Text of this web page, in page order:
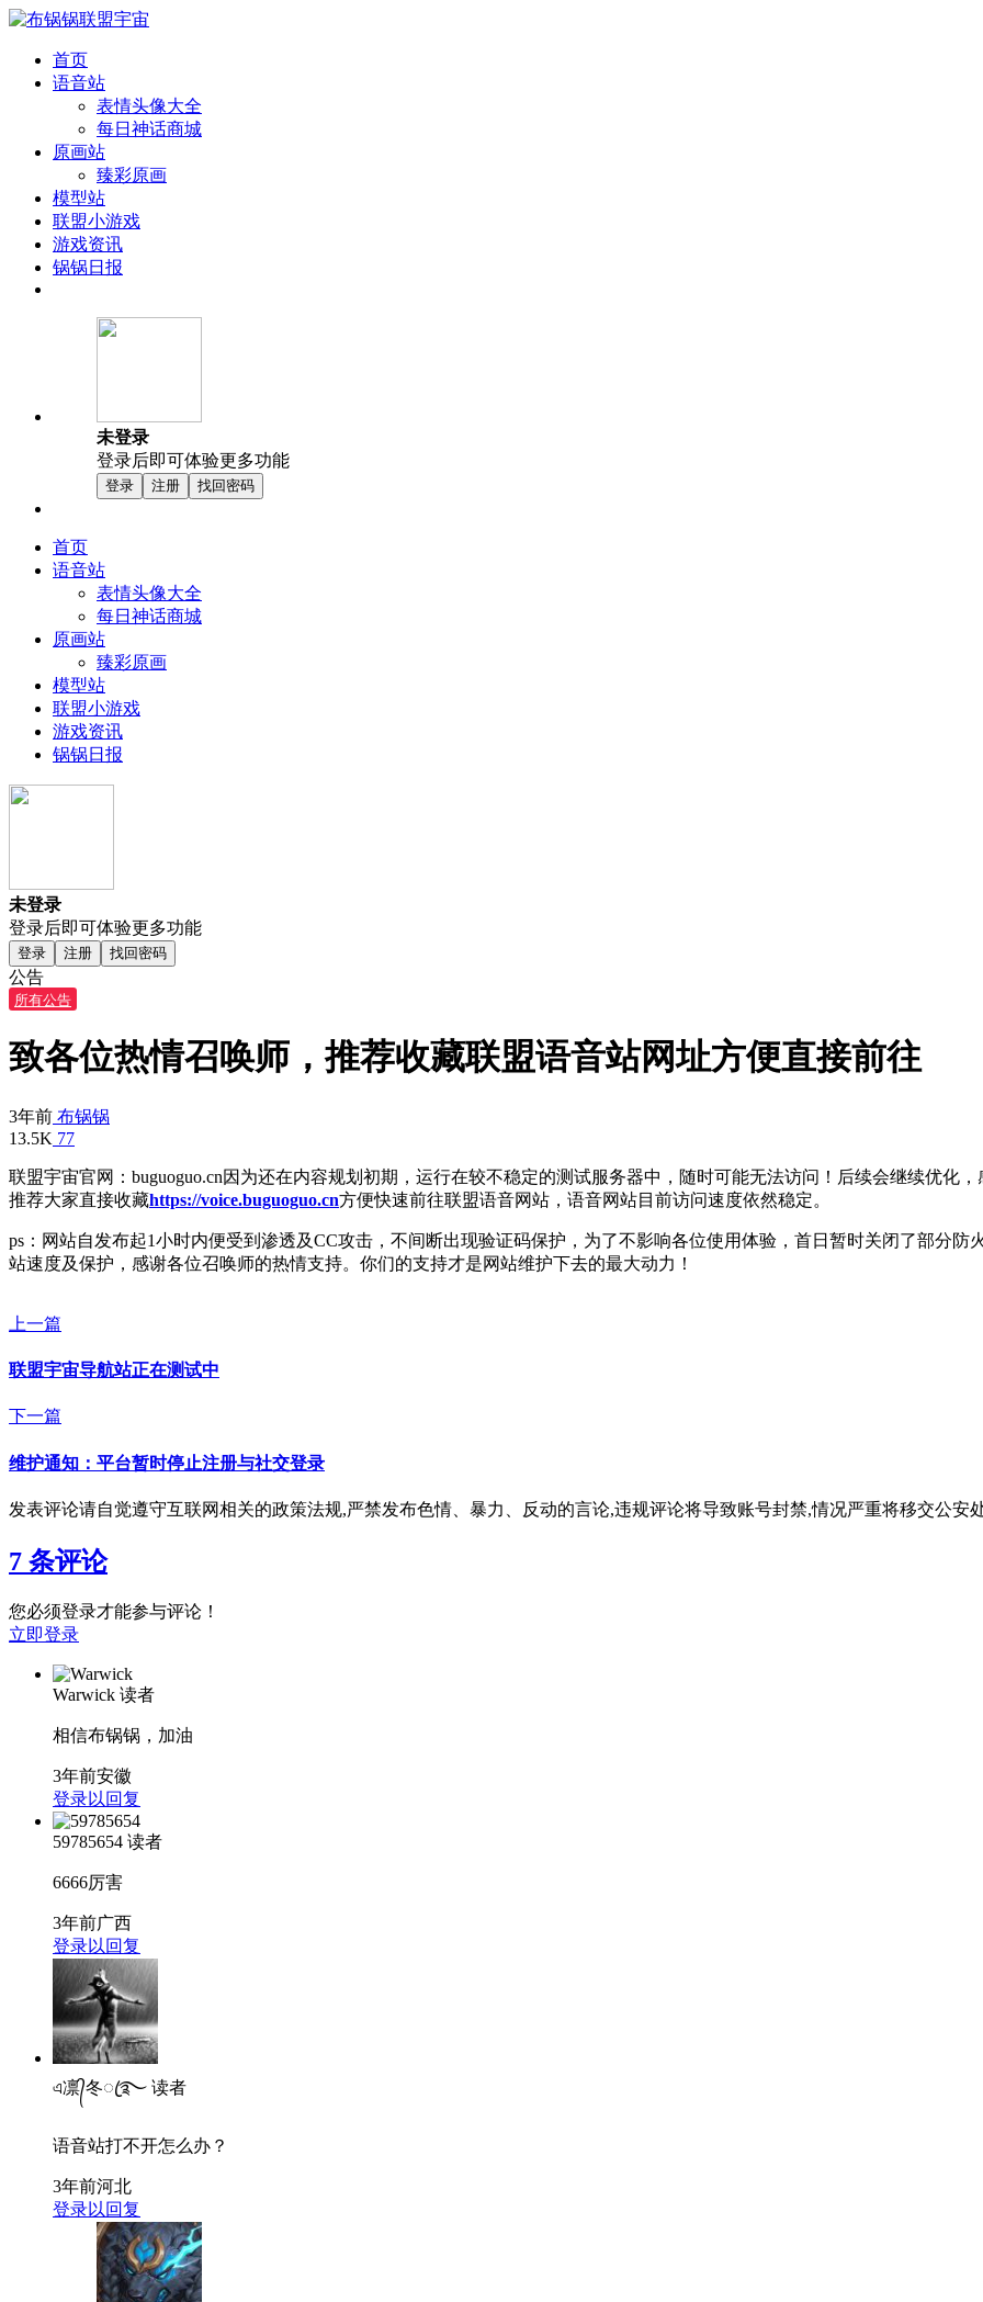
首页
语音站
表情头像大全
每日神话商城
原画站
臻彩原画
模型站
联盟小游戏
游戏资讯
锅锅日报
未登录
登录后即可体验更多功能
登录 注册 找回密码
首页
语音站
表情头像大全
每日神话商城
原画站
臻彩原画
模型站
联盟小游戏
游戏资讯
锅锅日报
未登录
登录后即可体验更多功能
登录 注册 找回密码
公告
所有公告
致各位热情召唤师，推荐收藏联盟语音站网址方便直接前往
3年前 布锅锅
13.5K 77
联盟宇宙官网：buguoguo.cn因为还在内容规划初期，运行在较不稳定的测试服务器中，随时可能无法访问！后续会继续优化
推荐大家直接收藏https://voice.buguoguo.cn方便快速前往联盟语音网站，语音网站目前访问速度依然稳定。
ps：网站自发布起1小时内便受到渗透及CC攻击，不间断出现验证码保护，为了不影响各位使用体验，首日暂时关闭了部分
站速度及保护，感谢各位召唤师的热情支持。你们的支持才是网站维护下去的最大动力！
上一篇
联盟宇宙导航站正在测试中
下一篇
维护通知：平台暂时停止注册与社交登录
发表评论请自觉遵守互联网相关的政策法规,严禁发布色情、暴力、反动的言论,违规评论将导致账号封禁,情况严重将移交公安
7 条评论
您必须登录才能参与评论！
立即登录
Warwick 读者
相信布锅锅，加油
3年前安徽
登录以回复
59785654 读者
6666厉害
3年前广西
登录以回复
এ凛᭄冬ꦿ࿐ 读者
语音站打不开怎么办？
3年前河北
登录以回复